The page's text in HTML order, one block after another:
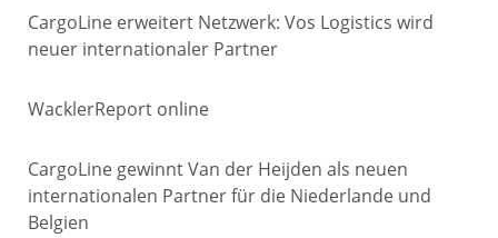
CargoLine erweitert Netzwerk: Vos Logistics wird
neuer internationaler Partner
WacklerReport online
CargoLine gewinnt Van der Heijden als neuen
internationalen Partner für die Niederlande und
Belgien